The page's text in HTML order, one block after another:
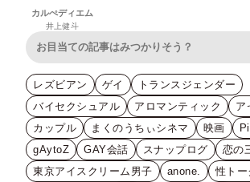
カルぺディエム
井上健斗
レズビアン ゲイ
トランスジェンダー
バイセクシュアル
アロマンティック
ア
カップル
まくのうちぃシネマ 映画
gAytoZ
GAY会話 スナップログ
恋の
東京アイスクリーム男子
anone.
性トー